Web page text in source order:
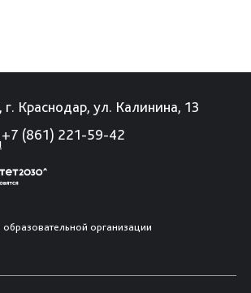
г. Краснодар, ул. Калинина, 13
+7 (861) 221-59-42
организации